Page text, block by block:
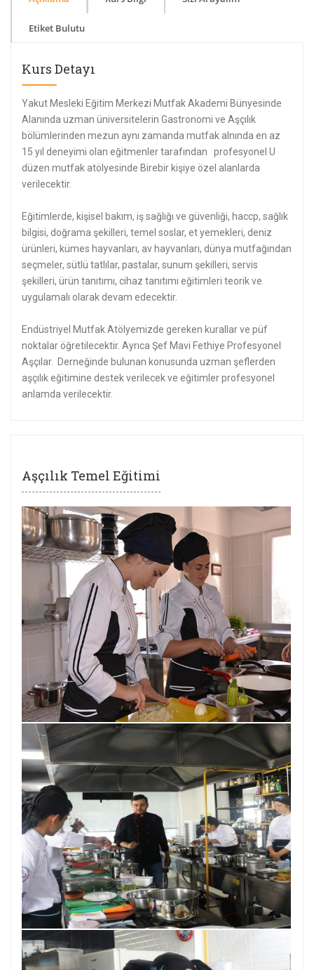
Etiket Bulutu
Kurs Detayı
Yakut Mesleki Eğitim Merkezi Mutfak Akademi Bünyesinde
Alanında uzman üniversitelerin Gastronomi ve Aşçılık
bölümlerinden mezun aynı zamanda mutfak alnında en az
15 yıl deneyimi olan eğitmenler tarafından profesyonel U
düzen mutfak atölyesinde Birebir kişiye özel alanlarda
verilecektir.
Eğitimlerde, kişisel bakım, iş sağlığı ve güvenliği, haccp, sağlık
bilgisi, doğrama şekilleri, temel soslar, et yemekleri, deniz
ürünleri, kümes hayvanları, av hayvanları, dünya mutfağından
seçmeler, sütlü tatlılar, pastalar, sunum şekilleri, servis
şekilleri, ürün tanıtımı, cihaz tanıtımı eğitimleri teorik ve
uygulamalı olarak devam edecektir.
Endüstriyel Mutfak Atölyemizde gereken kurallar ve püf
noktalar öğretilecektir. Ayrıca Şef Mavi Fethiye Profesyonel
Aşçılar. Derneğinde bulunan konusunda uzman şeflerden
aşçılık eğitimine destek verilecek ve eğitimler profesyonel
anlamda verilecektir.
Aşçılık Temel Eğitimi